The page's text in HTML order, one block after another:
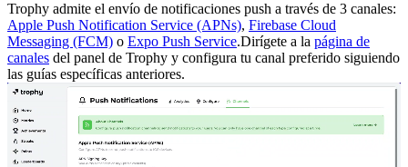
Trophy admite el envío de notificaciones push a través de 3 canales:
Apple Push Notification Service (APNs), Firebase Cloud
Messaging (FCM) o Expo Push Service.Dirígete a la página de
canales del panel de Trophy y configura tu canal preferido siguiendo
las guías específicas anteriores.